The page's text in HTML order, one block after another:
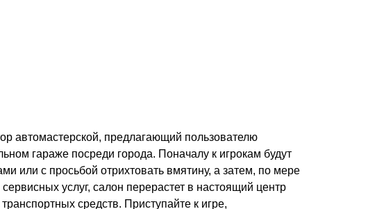
автомастерской, предлагающий пользователю
гараже посреди города. Поначалу к игрокам будут
или с просьбой отрихтовать вмятину, а затем, по мере
услуг, салон перерастет в настоящий центр
средств. Приступайте к игре,